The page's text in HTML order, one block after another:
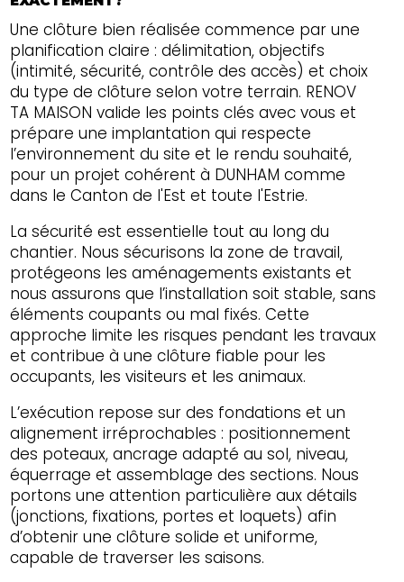
Une clôture bien réalisée commence par une
planification claire : délimitation, objectifs
(intimité, sécurité, contrôle des accès) et choix
du type de clôture selon votre terrain. RENOV
TA MAISON valide les points clés avec vous et
prépare une implantation qui respecte
l’environnement du site et le rendu souhaité,
pour un projet cohérent à DUNHAM comme
dans le Canton de l'Est et toute l'Estrie.
La sécurité est essentielle tout au long du
chantier. Nous sécurisons la zone de travail,
protégeons les aménagements existants et
nous assurons que l’installation soit stable, sans
éléments coupants ou mal fixés. Cette
approche limite les risques pendant les travaux
et contribue à une clôture fiable pour les
occupants, les visiteurs et les animaux.
L’exécution repose sur des fondations et un
alignement irréprochables : positionnement
des poteaux, ancrage adapté au sol, niveau,
équerrage et assemblage des sections. Nous
portons une attention particulière aux détails
(jonctions, fixations, portes et loquets) afin
d’obtenir une clôture solide et uniforme,
capable de traverser les saisons.